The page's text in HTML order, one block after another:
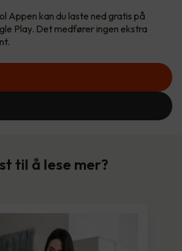
Appen kan du laste ned gratis på
Play. Det medfører ingen ekstra
til å lese mer?